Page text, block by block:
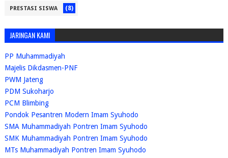
PRESTASI SISWA (8)
JARINGAN KAMI
PP Muhammadiyah
Majelis Dikdasmen-PNF
PWM Jateng
PDM Sukoharjo
PCM Blimbing
Pondok Pesantren Modern Imam Syuhodo
SMA Muhammadiyah Pontren Imam Syuhodo
SMK Muhammadiyah Pontren Imam Syuhodo
MTs Muhammadiyah Pontren Imam Syuhodo